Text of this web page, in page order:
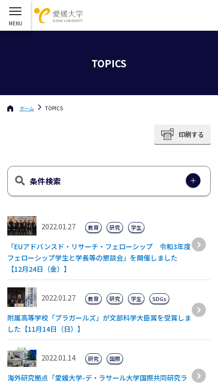
TOPICS
ホーム TOPICS
印刷する
条件検索
2022.01.27
「EUアドバンスド・リサーチ・フェローシップ 令和3年度
フェローシップ学生と学長等の懇談会」を開催しました
【12月24日（金）】
教育 研究 学生
2022.01.27
附属高等学校「プラガールズ」が文部科学大臣賞を受賞しま
した【11月14日（日）】
教育 研究 学生 SDGs
2022.01.14
海外研究拠点「愛媛大学-デ・ラサール大学国際共同研究ラ
研究 国際